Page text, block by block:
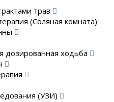
трав
(Соляная комната)
дозированная ходьба
(УЗИ)